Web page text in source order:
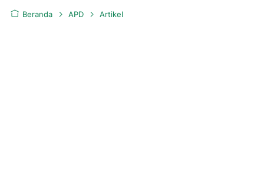
Beranda APD Artikel